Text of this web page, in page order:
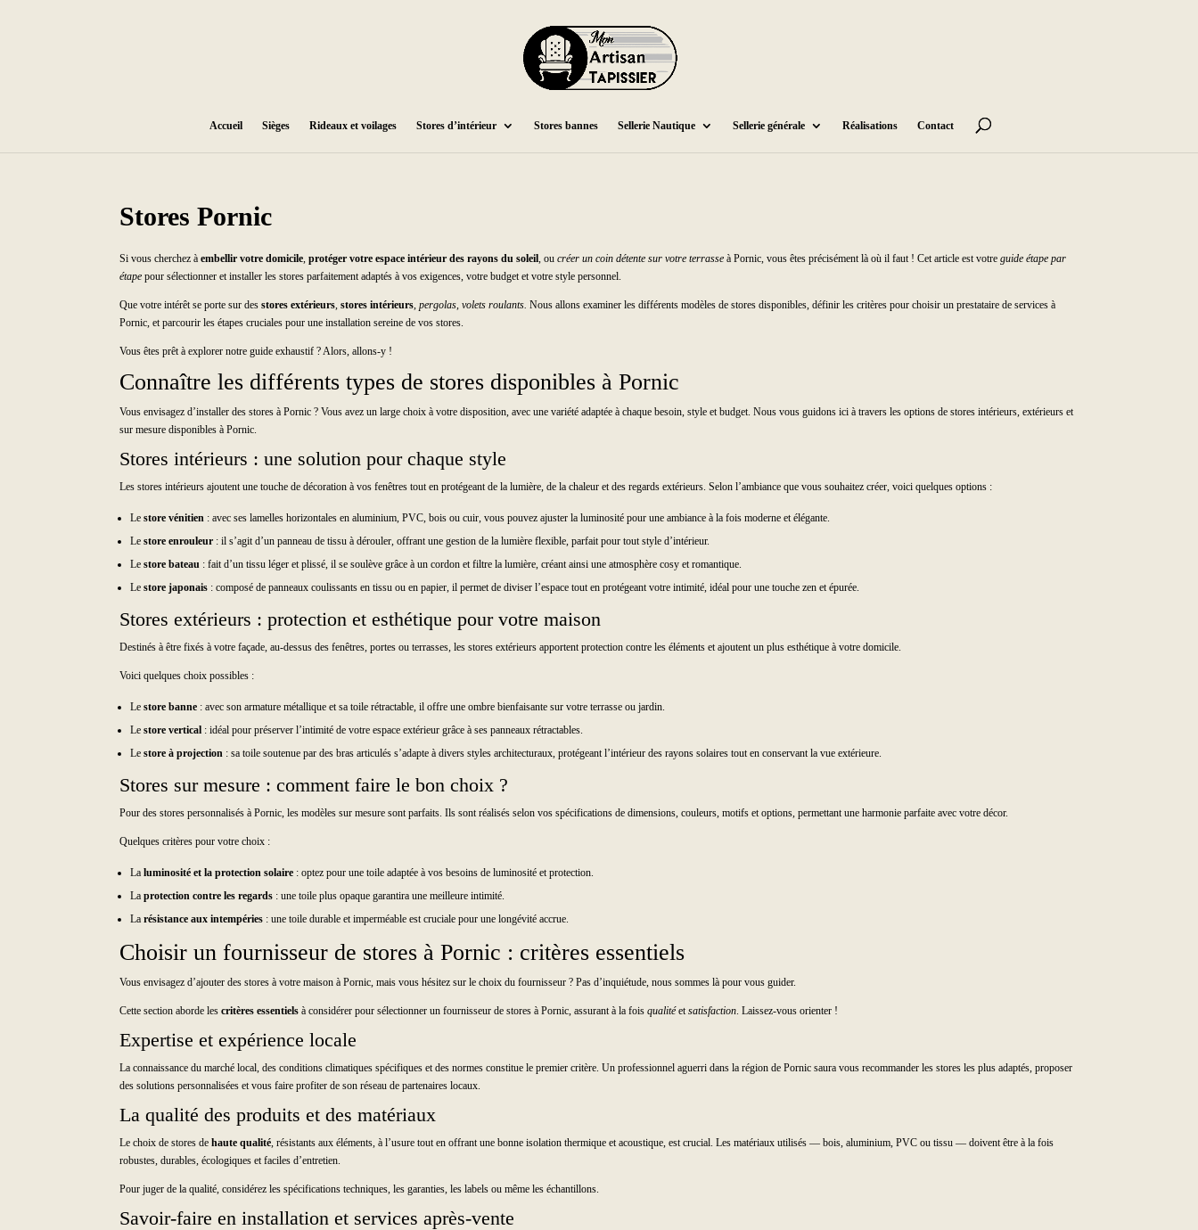
Accueil Sièges Rideaux et voilages Stores d’intérieur Stores bannes Sellerie Nautique Sellerie générale Réalisations Contact
Stores Pornic
Si vous cherchez àembellir votre domicile ,protéger votre espace intérieur des rayons du soleil , oucréer un coin détente sur votre terrasse à Pornic, vous êtes précisément là où il faut ! Cet article est votreguide étape par
étape pour sélectionner et installer les stores parfaitement adaptés à vos exigences, votre budget et votre style personnel.
Que votre intérêt se porte sur desstores extérieurs ,stores intérieurs ,pergolas ,volets roulants. Nous allons examiner les différents modèles de stores disponibles, définir les critères pour choisir un prestataire de services à
Pornic, et parcourir les étapes cruciales pour une installation sereine de vos stores.
Vous êtes prêt à explorer notre guide exhaustif ? Alors, allons-y !
Connaître les différents types de stores disponibles à Pornic
Vous envisagez d’installer des stores à Pornic ? Vous avez un large choix à votre disposition, avec une variété adaptée à chaque besoin, style et budget. Nous vous guidons ici à travers les options de stores intérieurs, extérieurs et
sur mesure disponibles à Pornic.
Stores intérieurs : une solution pour chaque style
Les stores intérieurs ajoutent une touche de décoration à vos fenêtres tout en protégeant de la lumière, de la chaleur et des regards extérieurs. Selon l’ambiance que vous souhaitez créer, voici quelques options :
Lestore vénitien : avec ses lamelles horizontales en aluminium, PVC, bois ou cuir, vous pouvez ajuster la luminosité pour une ambiance à la fois moderne et élégante.
Lestore enrouleur : il s’agit d’un panneau de tissu à dérouler, offrant une gestion de la lumière flexible, parfait pour tout style d’intérieur.
Lestore bateau : fait d’un tissu léger et plissé, il se soulève grâce à un cordon et filtre la lumière, créant ainsi une atmosphère cosy et romantique.
Lestore japonais : composé de panneaux coulissants en tissu ou en papier, il permet de diviser l’espace tout en protégeant votre intimité, idéal pour une touche zen et épurée.
Stores extérieurs : protection et esthétique pour votre maison
Destinés à être fixés à votre façade, au-dessus des fenêtres, portes ou terrasses, les stores extérieurs apportent protection contre les éléments et ajoutent un plus esthétique à votre domicile.
Voici quelques choix possibles :
Lestore banne : avec son armature métallique et sa toile rétractable, il offre une ombre bienfaisante sur votre terrasse ou jardin.
Lestore vertical : idéal pour préserver l’intimité de votre espace extérieur grâce à ses panneaux rétractables.
Lestore à projection : sa toile soutenue par des bras articulés s’adapte à divers styles architecturaux, protégeant l’intérieur des rayons solaires tout en conservant la vue extérieure.
Stores sur mesure : comment faire le bon choix ?
Pour des stores personnalisés à Pornic, les modèles sur mesure sont parfaits. Ils sont réalisés selon vos spécifications de dimensions, couleurs, motifs et options, permettant une harmonie parfaite avec votre décor.
Quelques critères pour votre choix :
Laluminosité et la protection solaire : optez pour une toile adaptée à vos besoins de luminosité et protection.
Laprotection contre les regards : une toile plus opaque garantira une meilleure intimité.
Larésistance aux intempéries : une toile durable et imperméable est cruciale pour une longévité accrue.
Choisir un fournisseur de stores à Pornic : critères essentiels
Vous envisagez d’ajouter des stores à votre maison à Pornic, mais vous hésitez sur le choix du fournisseur ? Pas d’inquiétude, nous sommes là pour vous guider.
Cette section aborde lescritères essentiels à considérer pour sélectionner un fournisseur de stores à Pornic, assurant à la foisqualitéetsatisfaction . Laissez-vous orienter !
Expertise et expérience locale
La connaissance du marché local, des conditions climatiques spécifiques et des normes constitue le premier critère. Un professionnel aguerri dans la région de Pornic saura vous recommander les stores les plus adaptés, proposer
des solutions personnalisées et vous faire profiter de son réseau de partenaires locaux.
La qualité des produits et des matériaux
Le choix de stores dehaute qualité , résistants aux éléments, à l’usure tout en offrant une bonne isolation thermique et acoustique, est crucial. Les matériaux utilisés — bois, aluminium, PVC ou tissu — doivent être à la fois
robustes, durables, écologiques et faciles d’entretien.
Pour juger de la qualité, considérez les spécifications techniques, les garanties, les labels ou même les échantillons.
Savoir-faire en installation et services après-vente